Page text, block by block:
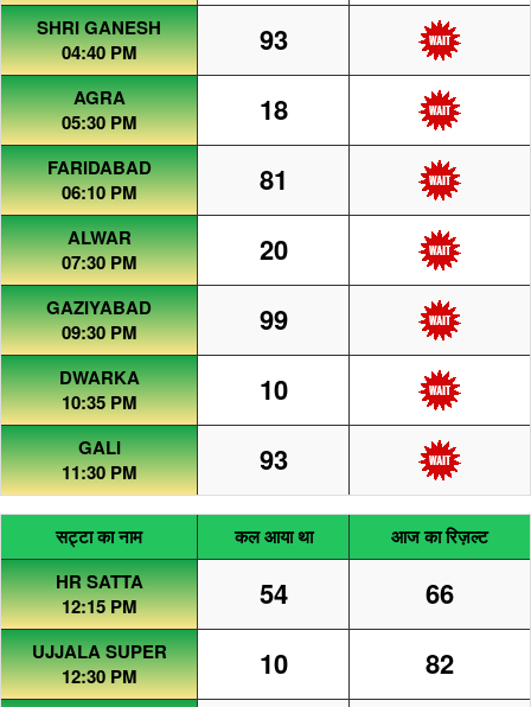
SHRI GANESH
04:40 PM
93
AGRA
05:30 PM
18
FARIDABAD
06:10 PM
81
ALWAR
07:30 PM
20
GAZIYABAD
09:30 PM
99
DWARKA
10:35 PM
10
GALI
11:30 PM
93
सट्टा का नाम कल आया था
आज का रिज़ल्ट
HR SATTA
12:15 PM
54 66
UJJALA SUPER
12:30 PM
10 82